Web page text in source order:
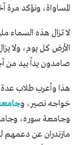
المساواة، ونؤكد مرة
لا تزال هذه السماء
الأرض كل يوم، ولا
صامدون يداً بيد من
هذا وأعرب طلاب
خواجه نصير، و
وجامعة سوره،
مازندران عن دعمهم